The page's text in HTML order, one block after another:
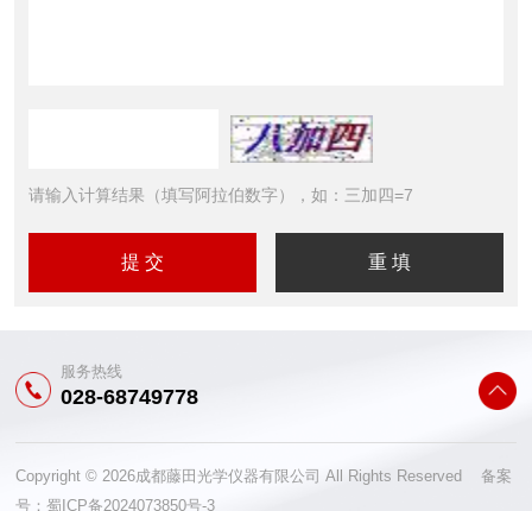
请输入计算结果（填写阿拉伯数字），如：三加四=7
服务热线
028-68749778
Copyright © 2026成都藤田光学仪器有限公司 All Rights Reserved 备案
号：蜀ICP备2024073850号-3